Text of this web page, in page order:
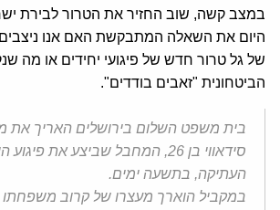
במצב קשה, שוב החזיר את הטרור לבירת
היום את השאלה המתבקשת האם אנו ניצבים
של גל טרור חדש של פיגועי יחידים או מה
הביטחונית "זאבים בודדים".
בית משפט השלום בירושלים האריך את
סידאווי בן 26, המחבל שביצע את
העתיקה, בתשעה ימים.
במקביל הוארך מעצרו של קרוב משפחתו